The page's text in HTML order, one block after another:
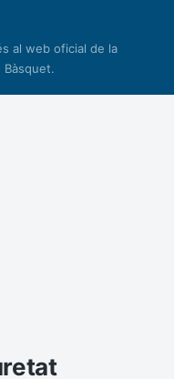
al web oficial de la
Bàsquet.